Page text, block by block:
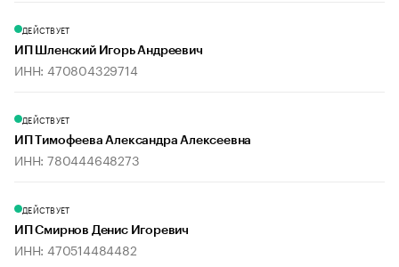
ДЕЙСТВУЕТ
ИП Шленский Игорь Андреевич
ИНН: 470804329714
ДЕЙСТВУЕТ
ИП Тимофеева Александра Алексеевна
ИНН: 780444648273
ДЕЙСТВУЕТ
ИП Смирнов Денис Игоревич
ИНН: 470514484482